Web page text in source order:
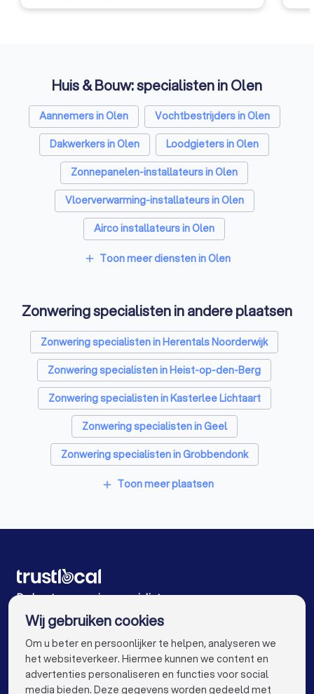
Huis & Bouw: specialisten in Olen
Aannemers in Olen
Vochtbestrijders in Olen
Dakwerkers in Olen
Loodgieters in Olen
Zonnepanelen-installateurs in Olen
Vloerverwarming-installateurs in Olen
Airco installateurs in Olen
Ramen en deuren specialisten in Olen
Schrijnwerkers in Olen
Warmtepomp installateurs in Olen
Badkamer installateurs in Olen
Glashandels in Olen
EPC-keurders in Olen
Klusjesmannen in Olen
add Toon meer diensten in Olen
Zonwering specialisten in andere plaatsen
Zonwering specialisten in Herentals Noorderwijk
Zonwering specialisten in Heist-op-den-Berg
Zonwering specialisten in Kasterlee Lichtaart
Zonwering specialisten in Geel
Zonwering specialisten in Grobbendonk
Zonwering specialisten in Begijnendijk
Zonwering specialisten in Malle Oostmalle
Zonwering specialisten in Aarschot
Zonwering specialisten in Antwerpen
Zonwering specialisten in Gent
Zonwering specialisten in Brugge
add Toon meer plaatsen
De beste zonwering specialisten voor u
Wij gebruiken cookies
Om u beter en persoonlijker te helpen, analyseren we
het websiteverkeer. Hiermee kunnen we content en
advertenties personaliseren en functies voor social
media bieden. Deze gegevens worden gedeeld met